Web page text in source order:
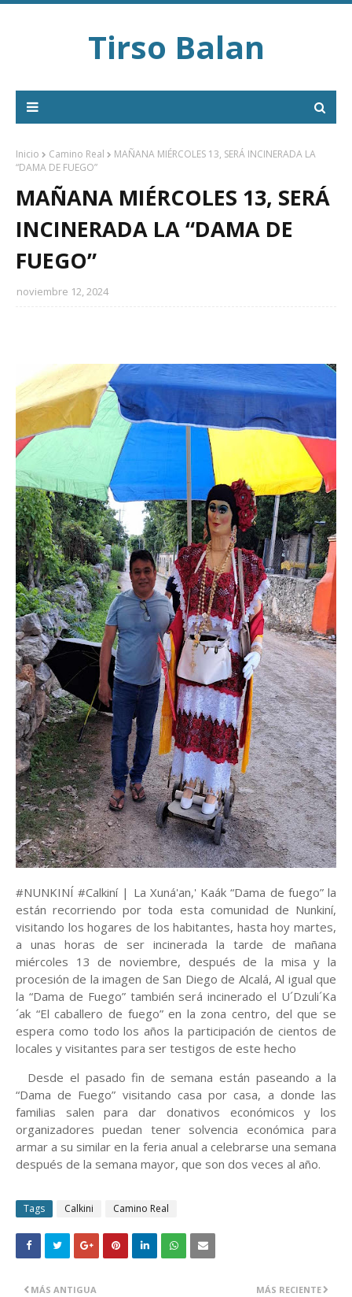
Tirso Balan
Inicio Camino Real
MAÑANA MIÉRCOLES 13, SERÁ INCINERADA LA
“DAMA DE FUEGO”
MAÑANA MIÉRCOLES 13, SERÁ
INCINERADA LA “DAMA DE
FUEGO”
noviembre 12, 2024
#NUNKINÍ #Calkiní | La Xuná'an,' Kaák “Dama de fuego” la
están recorriendo por toda esta comunidad de Nunkiní,
visitando los hogares de los habitantes, hasta hoy martes,
a unas horas de ser incinerada la tarde de mañana
miércoles 13 de noviembre, después de la misa y la
procesión de la imagen de San Diego de Alcalá, Al igual que
la “Dama de Fuego” también será incinerado el U´Dzuli´Ka
´ak “El caballero de fuego” en la zona centro, del que se
espera como todo los años la participación de cientos de
locales y visitantes para ser testigos de este hecho
Desde el pasado fin de semana están paseando a la
“Dama de Fuego” visitando casa por casa, a donde las
familias salen para dar donativos económicos y los
organizadores puedan tener solvencia económica para
armar a su similar en la feria anual a celebrarse una semana
después de la semana mayor, que son dos veces al año.
Tags Calkini Camino Real
MÁS RECIENTE
MÁS ANTIGUA